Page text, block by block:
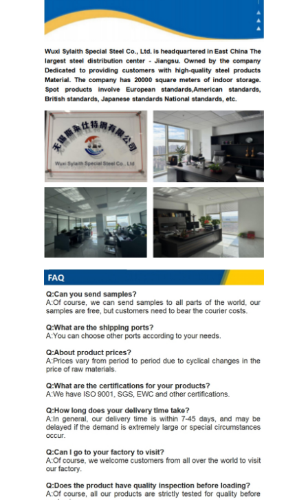
شريط الفولاذ المقاوم للصدأ
مادة الألمنيوم
مادة النحاس
لفائف الصلب المجلفن Ppgi